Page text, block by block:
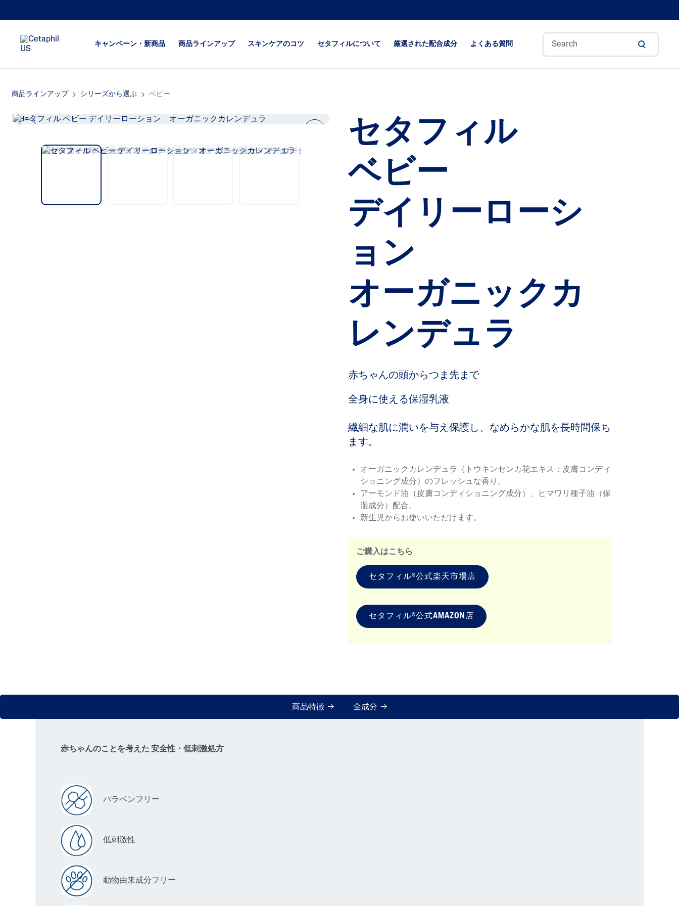
キャンペーン・新商品 商品ラインアップ
フェイス用保湿
ボディウォッシュ
ヒリつきが気になる
ベビー
ジェントルSA（角質ケ
コンフォートリペア
セラミド
CICA(シカ)
パンテノール
ペンタバイティン
トコフェロール
スキンケアのコツ セタフィルについて 厳選された配合成分 よくある質問
商品ラインアップ シリーズから選ぶ ベビー
セタフィル
ベビー
デイリーローシ
ョン
オーガニックカ
レンデュラ
赤ちゃんの頭からつま先まで
全身に使える保湿乳液
繊細な肌に潤いを与え保護し、なめらかな肌を長時間保ち
ます。
オーガニックカレンデュラ（トウキンセンカ花エキス：皮膚コンディ
ショニング成分）のフレッシュな香り。
アーモンド油（皮膚コンディショニング成分）、ヒマワリ種子油（保
湿成分）配合。
新生児からお使いいただけます。
ご購入はこちら
セタフィル®公式楽天市場店
セタフィル®公式AMAZON店
商品特徴 全成分
赤ちゃんのことを考えた 安全性・低刺激処方
パラベンフリー
低刺激性
動物由来成分フリー